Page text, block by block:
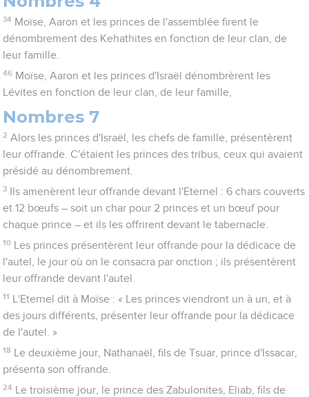
34 Moïse, Aaron et les princes de l'assemblée firent le
dénombrement des Kehathites en fonction de leur clan, de
leur famille.
46 Moïse, Aaron et les princes d'Israël dénombrèrent les
Lévites en fonction de leur clan, de leur famille,
Nombres 7
2 Alors les princes d'Israël, les chefs de famille, présentèrent
leur offrande. C'étaient les princes des tribus, ceux qui avaient
présidé au dénombrement.
3
Ils amenèrent leur offrande devant l'Eternel : 6 chars couverts
et 12 bœufs – soit un char pour 2 princes et un bœuf pour
chaque prince – et ils les offrirent devant le tabernacle.
10
Les princes présentèrent leur offrande pour la dédicace de
l'autel, le jour où on le consacra par onction ; ils présentèrent
leur offrande devant l'autel.
11
L'Eternel dit à Moïse : « Les princes viendront un à un, et à
des jours différents, présenter leur offrande pour la dédicace
de l'autel. »
18
Le deuxième jour, Nathanaël, fils de Tsuar, prince d'Issacar,
présenta son offrande.
24
Le troisième jour, le prince des Zabulonites, Eliab, fils de